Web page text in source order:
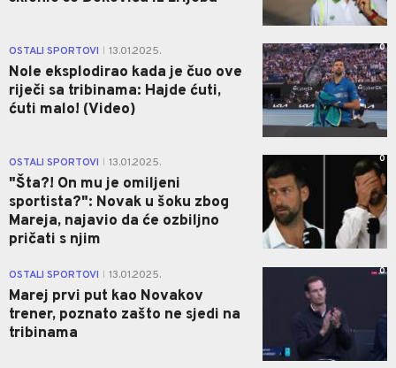
OSTALI SPORTOVI 13.01.2025.
Nole eksplodirao kada je čuo ove
riječi sa tribinama: Hajde ćuti,
ćuti malo! (Video)
0
OSTALI SPORTOVI 13.01.2025.
"Šta?! On mu je omiljeni
sportista?": Novak u šoku zbog
Mareja, najavio da će ozbiljno
pričati s njim
0
OSTALI SPORTOVI 13.01.2025.
Marej prvi put kao Novakov
trener, poznato zašto ne sjedi na
tribinama
0